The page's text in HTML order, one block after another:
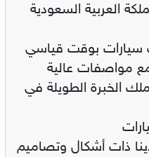
العربية السعودية
سيارات بوقت قياسي
مواصفات عالية
الخبرة الطويلة في
ذات أشكال وتصاميم